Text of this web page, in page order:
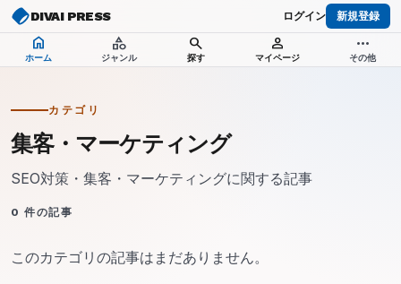
DIVAI PRESS ログイン 新規登録
home
ホーム
category
ジャンル
search
探す
person
マイページ
more_horiz
その他
カテゴリ
集客・マーケティング
SEO対策・集客・マーケティングに関する記事
0 件の記事
このカテゴリの記事はまだありません。